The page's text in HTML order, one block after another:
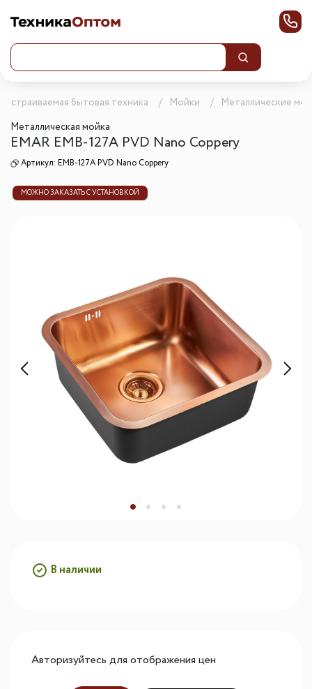
Встраиваемая бытовая техника Мойки
Металлические
Металлическая мойка
EMAR EMB-127A PVD Nano Coppery
Артикул: EMB-127A PVD Nano Coppery
МОЖНО ЗАКАЗАТЬ С УСТАНОВКОЙ
В наличии
Авторизуйтесь для отображения цен